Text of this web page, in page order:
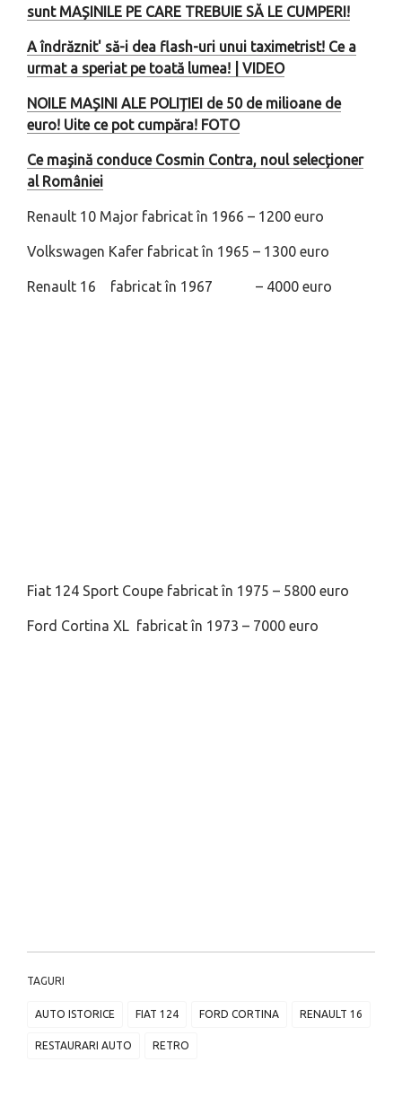
sunt MAȘINILE PE CARE TREBUIE SĂ LE CUMPERI!
A îndrăznit' să-i dea flash-uri unui taximetrist! Ce a
urmat a speriat pe toată lumea! | VIDEO
NOILE MAȘINI ALE POLIȚIEI de 50 de milioane de
euro! Uite ce pot cumpăra! FOTO
Ce mașină conduce Cosmin Contra, noul selecționer
al României
Renault 10 Major fabricat în 1966 – 1200 euro
Volkswagen Kafer fabricat în 1965 – 1300 euro
Renault 16 fabricat în 1967 – 4000 euro
Fiat 124 Sport Coupe fabricat în 1975 – 5800 euro
Ford Cortina XL fabricat în 1973 – 7000 euro
TAGURI
AUTO ISTORICE FIAT 124 FORD CORTINA RENAULT 16
RESTAURARI AUTO RETRO